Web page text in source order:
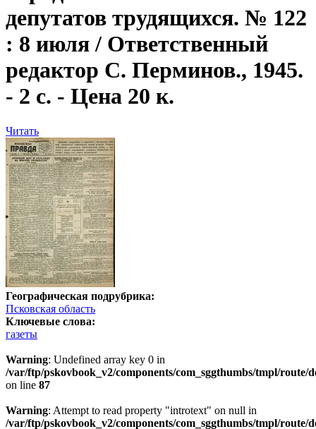
депутатов трудящихся. № 122
: 8 июля / Ответственный
редактор С. Перминов., 1945.
- 2 с. - Цена 20 к.
Читать
Географическая подрубрика:
Псковская область
Ключевые слова:
газеты
Warning: Undefined array key 0 in
/var/ftp/pskovbook_v2/components/com_sggthumbs/tmpl/route/
on line 87
Warning: Attempt to read property "introtext" on null in
/var/ftp/pskovbook_v2/components/com_sggthumbs/tmpl/route/